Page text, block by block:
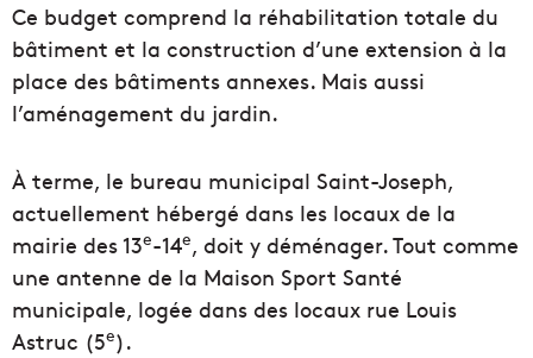
Ce budget comprend la réhabilitation totale du
bâtiment et la construction d’une extension à la
place des bâtiments annexes. Mais aussi
l’aménagement du jardin.
À terme, le bureau municipal Saint-Joseph,
actuellement hébergé dans les locaux de la
mairie des 13e-14e, doit y déménager. Tout comme
une antenne de la Maison Sport Santé
municipale, logée dans des locaux rue Louis
Astruc (5e).